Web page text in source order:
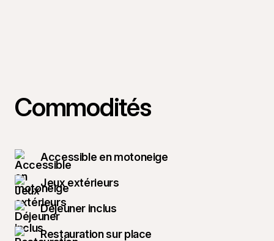
Commodités
Accessible en motoneige
Jeux extérieurs
Déjeuner inclus
Restauration sur place